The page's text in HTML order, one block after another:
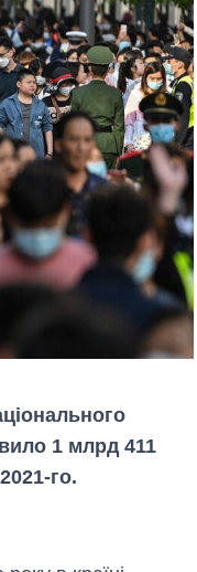
1 млрд 411
го.